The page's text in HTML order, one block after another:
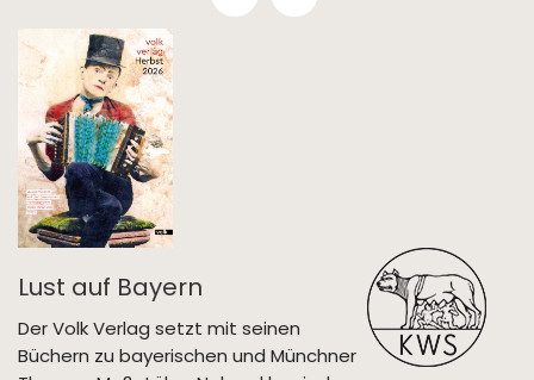
Lust auf Bayern
Der Volk Verlag setzt mit seinen
Büchern zu bayerischen und Münchner